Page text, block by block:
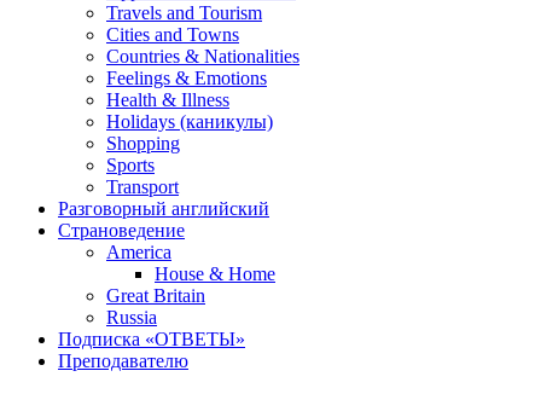
Travels and Tourism
Cities and Towns
Countries & Nationalities
Feelings & Emotions
Health & Illness
Holidays (каникулы)
Shopping
Sports
Transport
Разговорный английский
Страноведение
America
House & Home
Great Britain
Russia
Подписка «ОТВЕТЫ»
Преподавателю